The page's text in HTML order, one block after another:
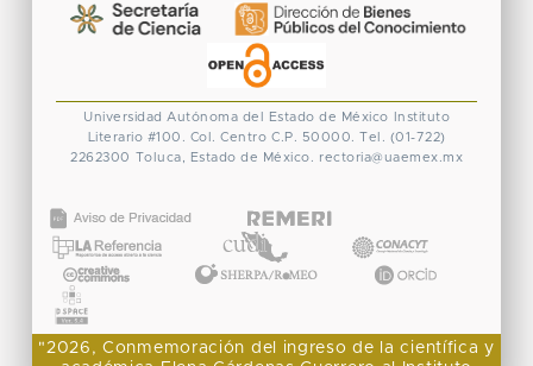
Universidad Autónoma del Estado de México
Instituto
Literario #100. Col. Centro C.P. 50000. Tel. (01-722)
2262300 Toluca, Estado de México. rectoria@uaemex.mx
"2026, Conmemoración del ingreso de la científica y